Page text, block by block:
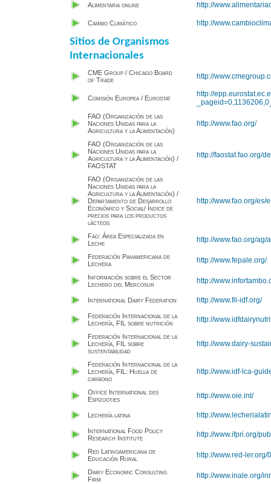
Alimentaria online http://
Cambio Climático http://
Sitios de Organismos
Internacionales
CME Group / Chicago Board
of Trade
http://
Comisión Europea / Eurostat
http://
FAO (Organización de las
Naciones Unidas para la
Agricultura y la Alimentación)
http://www.fao.org/
FAO (Organización de las
Naciones Unidas para la
Agricultura y la Alimentación) /
FAOSTAT
http://faostat.fao.org/
FAO (Organización de las
Naciones Unidas para la
Agricultura y la Alimentación) /
Departamento de Desarrollo
Económico y Social/ Índice de
precios para los productos
lácteos
http://www.fao.org/es/
Fao: Área Especializada en
Leche
http://www.fao.org/ag/
Federación Panamericana de
Lechera
http://www.fepale.org/
Información sobre el Sector
Lechero del Mercosur
http://
International Dairy Federation http://www.fil-idf.org/
Federación Internacional de la
Lechería, FIL sobre nutrición
http://
Federación Internacional de la
Lechería, FIL sobre
sustentabilidad
http://www.dairy-
Federación Internacional de la
Lechería, FIL: Huella de
carbono
http://www.idf-lca-
Office International des
Espizooties
http://www.oie.int/
Lechería latina http://
International Food Policy
Research Institute
http://www.ifpri.org/
Red Latinoamericana de
Educación Rural
http://www.red-ler.org/
Dairy Economic Consulting
Firm
http://www.inale.org/